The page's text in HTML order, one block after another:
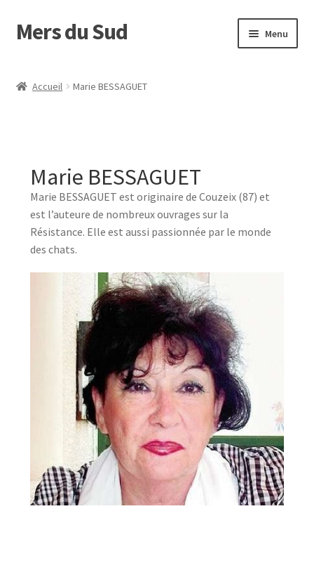
Mers du Sud Menu
Nos auteurs
Panier
Accueil Marie BESSAGUET
Marie BESSAGUET
Marie BESSAGUET est originaire de Couzeix (87) et
est l’auteure de nombreux ouvrages sur la
Résistance. Elle est aussi passionnée par le monde
des chats.